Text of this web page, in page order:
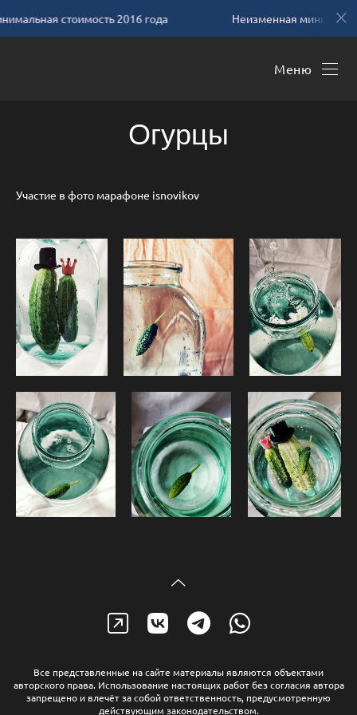
стоимость 2016 года Неизменная
Меню
Огурцы
Участие в фото марафоне isnovikov
Все представленные на сайте материалы являются объектами
авторского права. Использование настоящих работ без согласия автора
запрещено и влечёт за собой ответственность, предусмотренную
действующим законодательством.